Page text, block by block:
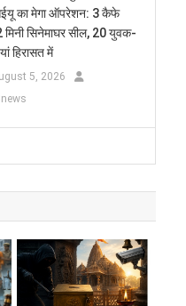
का मेगा ऑपरेशन: 3 कैफे
सिनेमाघर सील, 20 युवक-
हिरासत में
5, 2026